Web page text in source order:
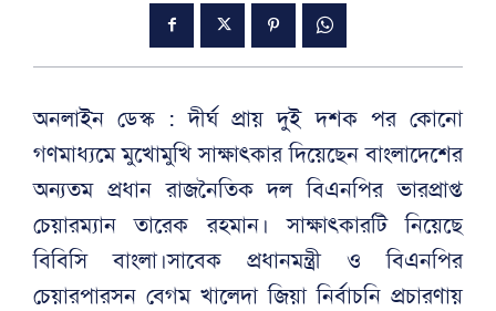
অনলাইন ডেস্ক : দীর্ঘ প্রায় দুই দশক পর কোনো
গণমাধ্যমে মুখোমুখি সাক্ষাৎকার দিয়েছেন বাংলাদেশের
অন্যতম প্রধান রাজনৈতিক দল বিএনপির ভারপ্রাপ্ত
চেয়ারম্যান তারেক রহমান। সাক্ষাৎকারটি নিয়েছে
বিবিসি বাংলা।সাবেক প্রধানমন্ত্রী ও বিএনপির
চেয়ারপারসন বেগম খালেদা জিয়া নির্বাচনি প্রচারণায়